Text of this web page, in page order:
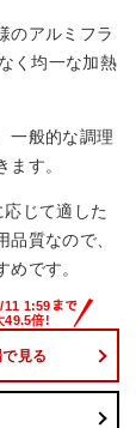
のアルミフラ
く均一な加熱
一般的な調理
す。
じて適した
質なので、
です。
見る